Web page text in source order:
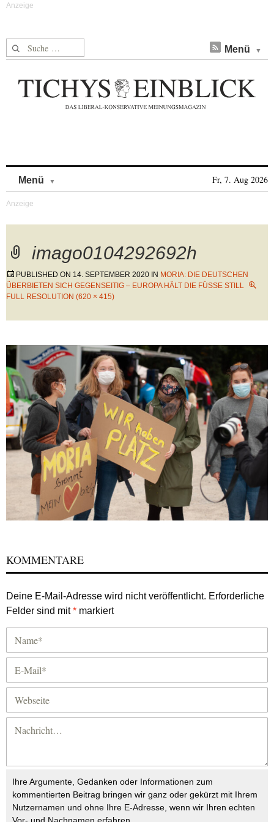
Suche nach: Menü
Menü Fr, 7. Aug 2026
imago0104292692h
PUBLISHED ON 14. SEPTEMBER 2020 IN MORIA: DIE DEUTSCHEN
ÜBERBIETEN SICH GEGENSEITIG – EUROPA HÄLT DIE FÜSSE STILL
FULL RESOLUTION (620 × 415)
KOMMENTARE
Deine E-Mail-Adresse wird nicht veröffentlicht. Erforderliche
Felder sind mit* markiert
Ihre Argumente, Gedanken oder Informationen zum
kommentierten Beitrag bringen wir ganz oder gekürzt mit Ihrem
Nutzernamen und ohne Ihre E-Adresse, wenn wir Ihren echten
Vor- und Nachnamen erfahren.